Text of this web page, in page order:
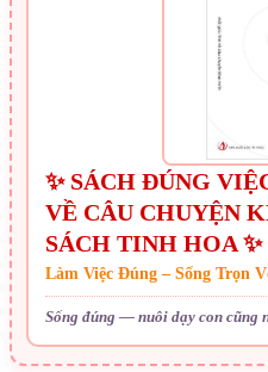
✨ SÁCH ĐÚNG
VỀ CÂU CHUYỆN
SÁCH TINH HOA ✨
Làm Việc Đúng – Sống Trọn
Sống đúng — nuôi dạy con cũng